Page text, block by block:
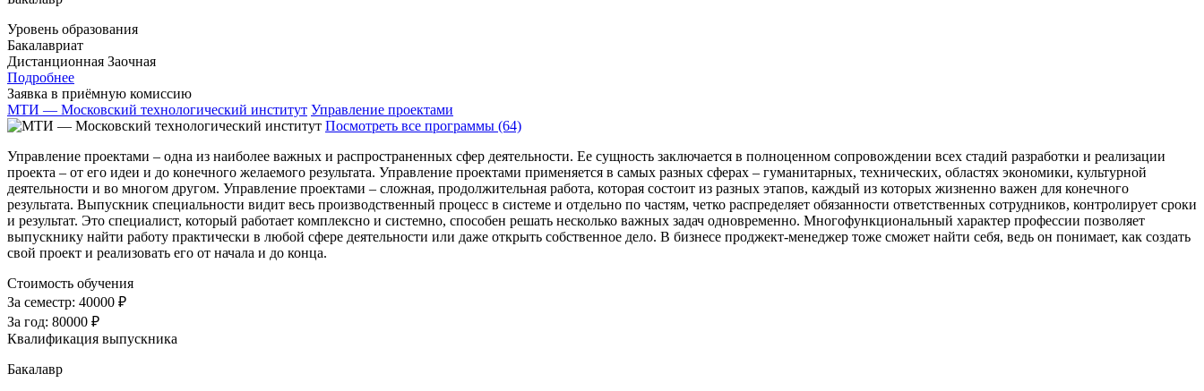
Уровень образования
Бакалавриат
Дистанционная Заочная
Подробнее
Заявка в приёмную комиссию
МТИ — Московский технологический институт Управление проектами
Посмотреть все программы (64)
Управление проектами – одна из наиболее важных и распространенных сфер деятельности. Ее сущность заключается в полноценном сопровождении всех стадий разработки и реализации
проекта – от его идеи и до конечного желаемого результата. Управление проектами применяется в самых разных сферах – гуманитарных, технических, областях экономики, культурной
деятельности и во многом другом. Управление проектами – сложная, продолжительная работа, которая состоит из разных этапов, каждый из которых жизненно важен для конечного
результата. Выпускник специальности видит весь производственный процесс в системе и отдельно по частям, четко распределяет обязанности ответственных сотрудников, контролирует сроки
и результат. Это специалист, который работает комплексно и системно, способен решать несколько важных задач одновременно. Многофункциональный характер профессии позволяет
выпускнику найти работу практически в любой сфере деятельности или даже открыть собственное дело. В бизнесе проджект-менеджер тоже сможет найти себя, ведь он понимает, как создать
свой проект и реализовать его от начала и до конца.
Стоимость обучения
За семестр: 40000 ₽
За год: 80000 ₽
Квалификация выпускника
Бакалавр